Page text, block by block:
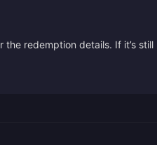
redemption details. If it’s